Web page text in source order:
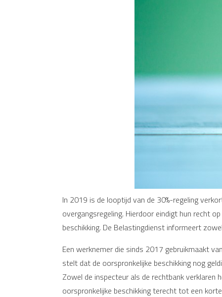
In 2019 is de looptijd van de 30%-regeling
overgangsregeling. Hierdoor eindigt hun recht
beschikking. De Belastingdienst informeert
Een werknemer die sinds 2017 gebruikmaakt
stelt dat de oorspronkelijke beschikking nog
Zowel de inspecteur als de rechtbank
oorspronkelijke beschikking terecht tot een